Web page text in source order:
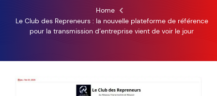
Home
Le Club des Repreneurs : la nouvelle plateforme de référence
pour la transmission d’entreprise vient de voir le jour